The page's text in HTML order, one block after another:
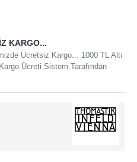
KARGO...
Ücretsiz Kargo... 1000 TL Altı
Ücreti Sistem Tarafından